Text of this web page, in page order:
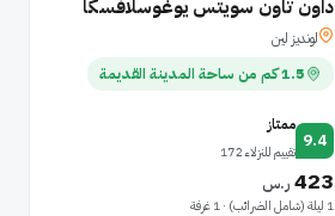
داون تاون سويتس يوغوسلافسكا
لونديز لين
1.5 كم من ساحة المدينة القديمة
9.4
ممتاز
تقييم للنزلاء 172
423 ر.س
1 ليلة (شامل الضرائب) · 1 غرفة